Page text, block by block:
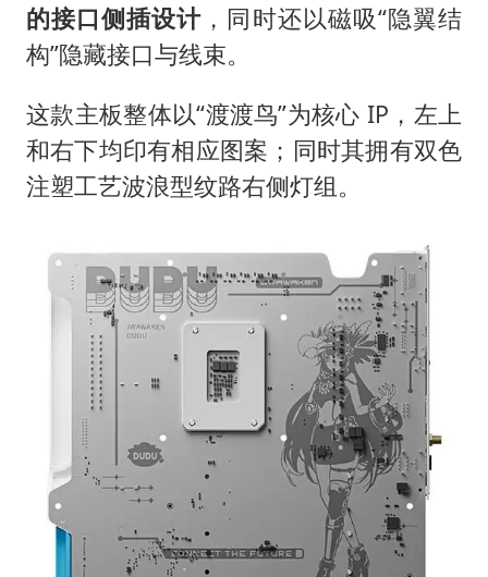
的接口侧插设计 ，同时还以磁吸“隐翼结
构”隐藏接口与线束。
这款主板整体以“渡渡鸟”为核心 IP，左上
和右下均印有相应图案；同时其拥有双色
注塑工艺波浪型纹路右侧灯组。